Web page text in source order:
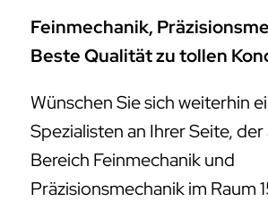
Feinmechanik,
Beste Qualität zu tollen
Wünschen Sie sich weiterhin
Spezialisten an Ihrer Seite,
Bereich Feinmechanik und
Präzisionsmechanik im Raum